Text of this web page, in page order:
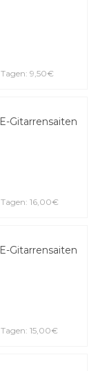
9,50€
Gitar­ren­saiten
16,00€
Gitar­ren­saiten
15,00€